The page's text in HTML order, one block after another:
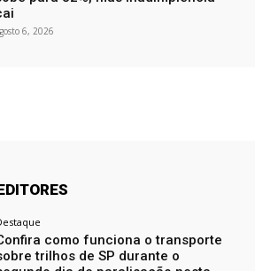
6, 2026
como funciona o transporte
trilhos de SP durante o